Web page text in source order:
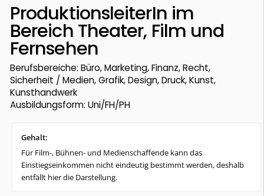
ProduktionsleiterIn im
Bereich Theater, Film und
Fernsehen
Berufsbereiche: Büro, Marketing, Finanz, Recht,
Sicherheit / Medien, Grafik, Design, Druck, Kunst,
Kunsthandwerk
Ausbildungsform: Uni/FH/PH
Gehalt:
Für Film-, Bühnen- und Medienschaffende kann das
Einstiegseinkommen nicht eindeutig bestimmt werden, deshalb
entfällt hier die Darstellung.